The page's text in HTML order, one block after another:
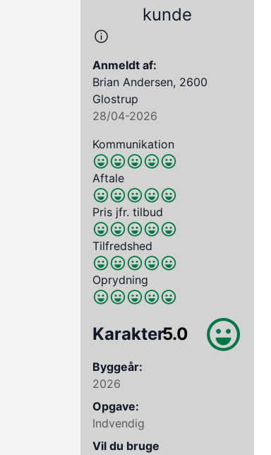
kunde
Anmeldt af:
Brian Andersen, 2600
Glostrup
28/04-2026
Kommunikation
Aftale
Pris jfr. tilbud
Tilfredshed
Oprydning
Karakter5.0
Byggeår:
2026
Opgave:
Indvendig
Vil du bruge